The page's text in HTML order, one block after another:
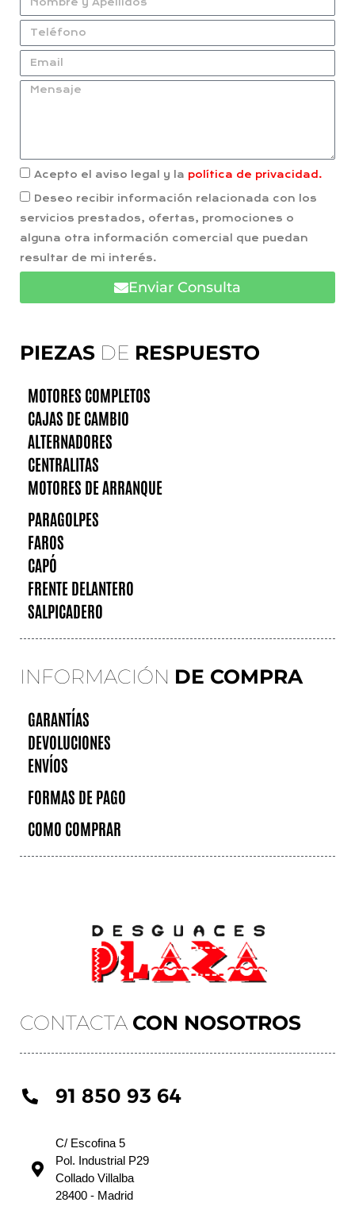
CONTACTA CON NOSOTROS
91 850 93 64
C/ Escofina 5
Pol. Industrial P29
Collado Villalba
28400 - Madrid
PIEZAS DE RESPUESTO
MOTORES COMPLETOS
CAJAS DE CAMBIO
ALTERNADORES
CENTRALITAS
MOTORES DE ARRANQUE
PARAGOLPES
FAROS
CAPÓ
FRENTE DELANTERO
SALPICADERO
INFORMACIÓN DE COMPRA
GARANTÍAS
DEVOLUCIONES
ENVÍOS
FORMAS DE PAGO
COMO COMPRAR
Acepto el aviso legal y la política de privacidad.
Deseo recibir información relacionada con los
servicios prestados, ofertas, promociones o
alguna otra información comercial que puedan
resultar de mi interés.
Enviar Consulta